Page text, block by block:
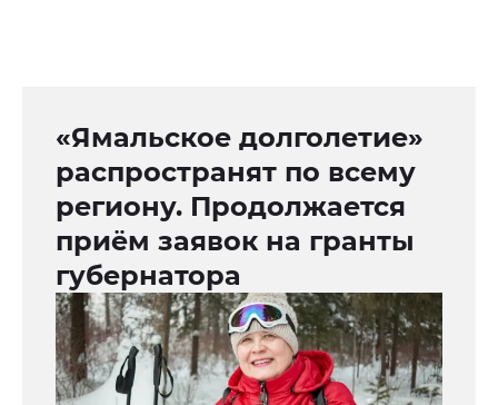
«Ямальское долголетие»
распространят по всему
региону. Продолжается
приём заявок на гранты
губернатора